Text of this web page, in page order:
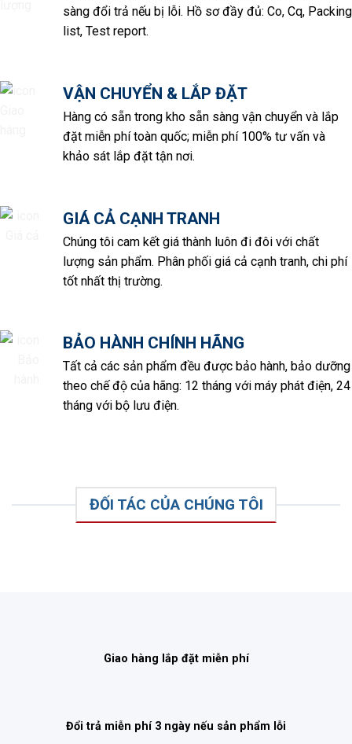
sàng đổi trả nếu bị lỗi. Hồ sơ đầy đủ: Co, Cq, Packing
list, Test report.
VẬN CHUYỂN & LẮP ĐẶT
Hàng có sẵn trong kho sẵn sàng vận chuyển và lắp
đặt miễn phí toàn quốc; miễn phí 100% tư vấn và
khảo sát lắp đặt tận nơi.
GIÁ CẢ CẠNH TRANH
Chúng tôi cam kết giá thành luôn đi đôi với chất
lượng sản phẩm. Phân phối giá cả cạnh tranh, chi phí
tốt nhất thị trường.
BẢO HÀNH CHÍNH HÃNG
Tất cả các sản phẩm đều được bảo hành, bảo dưỡng
theo chế độ của hãng: 12 tháng với máy phát điện, 24
tháng với bộ lưu điện.
ĐỐI TÁC CỦA CHÚNG TÔI
Giao hàng lắp đặt miễn phí
Đổi trả miễn phí 3 ngày nếu sản phẩm lỗi